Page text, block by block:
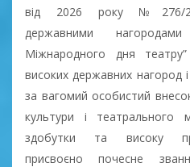
від 2026 року №276/
державними
Міжнародного дня
високих державних нагород
за вагомий особистий
культури і театрального
здобутки та високу
присвоєно почесне